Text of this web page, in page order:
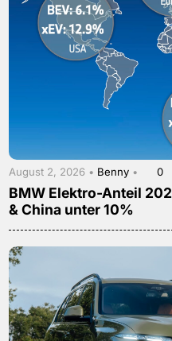
August 2, 2026 • Benny • 0
BMW Elektro-Anteil
& China unter 10%